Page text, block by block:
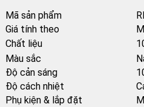
Mã sản phẩm
Giá tính theo
Chất liệu
Màu sắc
Độ cản sáng
Độ cách nhiệt
Phụ kiện & lắp đặt